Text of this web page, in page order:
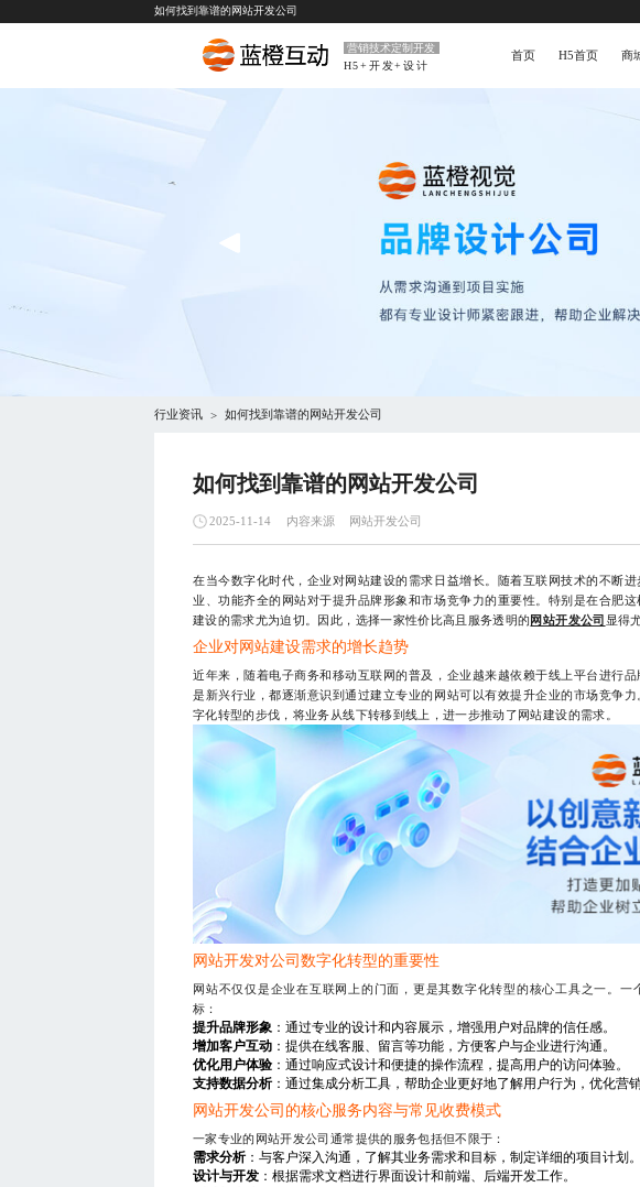
如何找到靠谱的网站开发公司
营销技术定制开发
H5+开发+设计
首页 H5首页 商
行业资讯 > 如何找到靠谱的网站开发公司
如何找到靠谱的网站开发公司
2025-11-14 内容来源 网站开发公司
在当今数字化时代，企业对网站建设的需求日益增长。随着互联网技术的不断
业、功能齐全的网站对于提升品牌形象和市场竞争力的重要性。特别是在合肥
建设的需求尤为迫切。因此，选择一家性价比高且服务透明的 网站开发公司 显得
企业对网站建设需求的增长趋势
近年来，随着电子商务和移动互联网的普及，企业越来越依赖于线上平台进行
是新兴行业，都逐渐意识到通过建立专业的网站可以有效提升企业的市场竞争
字化转型的步伐，将业务从线下转移到线上，进一步推动了网站建设的需求。
网站开发对公司数字化转型的重要性
网站不仅仅是企业在互联网上的门面，更是其数字化转型的核心工具之一。一
标：
提升品牌形象 ：通过专业的设计和内容展示，增强用户对品牌的信任感。
增加客户互动 ：提供在线客服、留言等功能，方便客户与企业进行沟通。
优化用户体验：通过响应式设计和便捷的操作流程，提高用户的访问体验。
支持数据分析：通过集成分析工具，帮助企业更好地了解用户行为，优化营销
网站开发公司的核心服务内容与常见收费模式
一家专业的网站开发公司通常提供的服务包括但不限于：
需求分析：与客户深入沟通，了解其业务需求和目标，制定详细的项目计划。
设计与开发 ：根据需求文档进行界面设计和前端、后端开发工作。